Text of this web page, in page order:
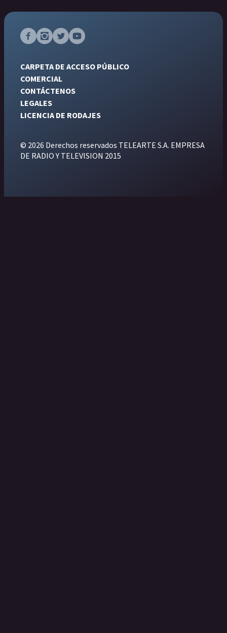
CARPETA DE ACCESO PÚBLICO
COMERCIAL
CONTÁCTENOS
LEGALES
LICENCIA DE RODAJES
© 2026 Derechos reservados TELEARTE S.A. EMPRESA
DE RADIO Y TELEVISION 2015